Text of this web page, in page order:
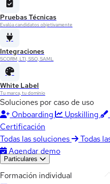
Pruebas Técnicas
Evalúa candidatos objetivamente
Integraciones
SCORM, LTI, SSO, SAML
White Label
Tu marca, tu dominio
Soluciones por caso de uso
Onboarding
Upskilling
Certificación
Todas las soluciones
Todas
Agendar demo
Particulares
Formación individual